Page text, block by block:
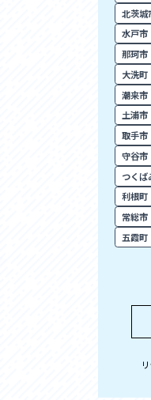
北茨城
水戸市
那珂市
大洗町
潮来市
土浦市
取手市
守谷市
つくば
利根町
常総市
五霞町